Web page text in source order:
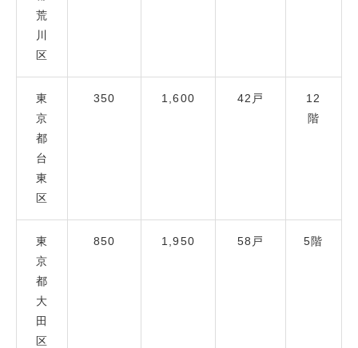
荒
川
区
東
京
都
台
東
区
350 1,600 42戸
12
階
東
京
都
大
田
区
850 1,950 58戸 5階